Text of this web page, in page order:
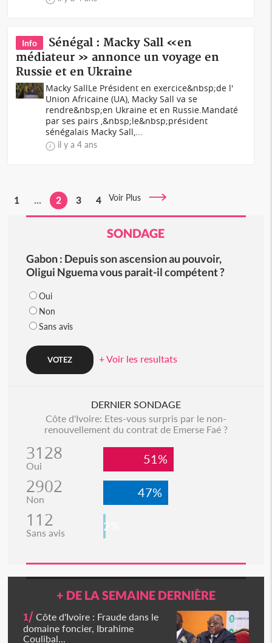
Info
Sénégal : Macky Sall «en
médiateur » annonce un voyage en
Russie et en Ukraine
Macky SallLe Président en exercice&nbsp;de l'
Union Africaine (UA), Macky Sall va se
rendre&nbsp;en Ukraine et en Russie.Mandaté
par ses pairs ,&nbsp;le&nbsp;président
sénégalais Macky Sall,...
il y a 4 ans
1 ... 2 3 4 Voir Plus
SONDAGE
Gabon : Depuis son ascension au pouvoir,
Oligui Nguema vous parait-il compétent ?
Oui
Non
Sans avis
+ Voir les resultats
DERNIER SONDAGE
Côte d'Ivoire: Etes-vous surpris par le non-
renouvellement du contrat de Emerse Faé ?
3128
Oui 51%
2902
Non 47%
112
Sans avis 2%
+ DE LA SEMAINE DERNIÈRE
1/ Côte d'Ivoire : Fraude dans le
domaine foncier, Ibrahime
Coulibal...